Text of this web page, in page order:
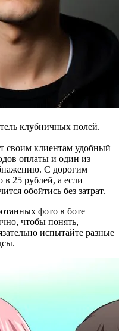
клубничных полей.
своим клиентам удобный
оплаты и один из
С дорогим
в 25 рублей, а если
обойтись без затрат.
фото в боте
чтобы понять,
испытайте разные